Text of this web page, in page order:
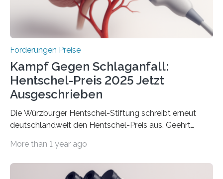
Wirtschaft und Energie eine gute Nachricht:
Überplanmäßige Verpflichtungsermächtigungen in
Förderungen Preise
Kampf Gegen Schlaganfall:
Hentschel-Preis 2025 Jetzt
Ausgeschrieben
Die Würzburger Hentschel-Stiftung schreibt erneut
deutschlandweit den Hentschel-Preis aus. Geehrt
hochrangige wissenschaftliche Publikation zum Thema
Schlaganfall“ mit Sitz in Würzburg fördert die
More than 1 year ago